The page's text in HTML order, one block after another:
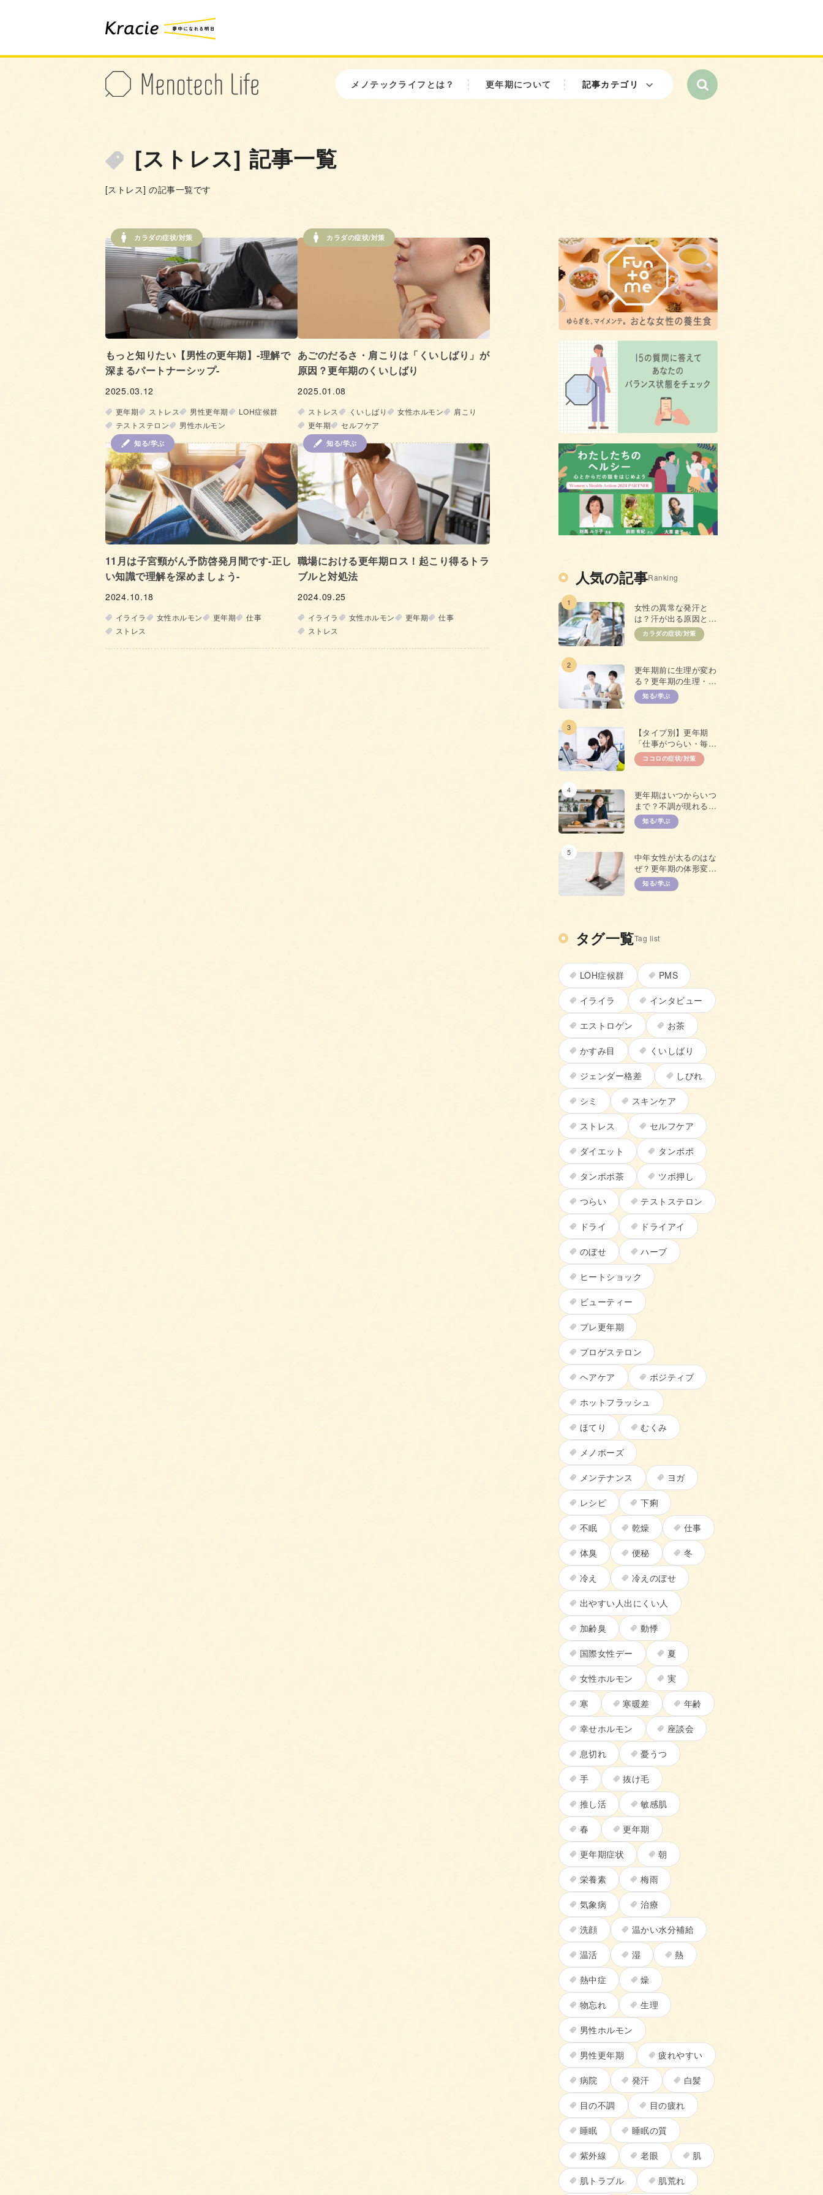
メノテックライフとは？ 更年期について 記事カテゴリ
[ストレス] 記事一覧
[ストレス] の記事一覧です
カラダの症状/対策
もっと知りたい【男性の更年期】-理解で
深まるパートナーシップ-
2025.03.12
更年期 ストレス 男性更年期
LOH症候群
テストステロン
男性ホルモン
カラダの症状/対策
あごのだるさ・肩こりは「くいしばり」が
原因？更年期のくいしばり
2025.01.08
ストレス くいしばり 女性ホルモン
肩こり
更年期
セルフケア
知る/学ぶ
11月は子宮頸がん予防啓発月間です-正し
い知識で理解を深めましょう-
2024.10.18
イライラ 女性ホルモン 更年期
仕事
ストレス
知る/学ぶ
職場における更年期ロス！起こり得るトラ
ブルと対処法
2024.09.25
イライラ 女性ホルモン 更年期
仕事
ストレス
人気の記事Ranking
1
女性の異常な発汗と
は？汗が出る原因と抑
えるための対策
カラダの症状/対策
2
更年期前に生理が変わ
る？更年期の生理・
PMSとの違い
知る/学ぶ
3
【タイプ別】更年期
「仕事がつらい・毎日
やる気が出ない」原因
と対策
ココロの症状/対策
4
更年期はいつからいつ
まで？不調が現れる年
齢やプレ更年期につい
て
知る/学ぶ
5
中年女性が太るのはな
ぜ？更年期の体形変化
と上手な対策
知る/学ぶ
タグ一覧Tag list
LOH症候群 PMS
イライラ インタビュー
エストロゲン お茶
かすみ目 くいしばり
ジェンダー格差 しびれ
シミ スキンケア
ストレス セルフケア
ダイエット タンポポ
タンポポ茶 ツボ押し
つらい テストステロン
ドライ ドライアイ
のぼせ ハーブ
ヒートショック
ビューティー
プレ更年期
プロゲステロン
ヘアケア ポジティブ
ホットフラッシュ
ほてり むくみ
メノポーズ
メンテナンス ヨガ
レシピ 下痢
不眠 乾燥 仕事
体臭 便秘 冬
冷え 冷えのぼせ
出やすい人出にくい人
加齢臭 動悸
国際女性デー 夏
女性ホルモン 実
寒 寒暖差 年齢
幸せホルモン 座談会
息切れ 憂うつ
手 抜け毛
推し活 敏感肌
春 更年期
更年期症状 朝
栄養素 梅雨
気象病 治療
洗顔 温かい水分補給
温活 湿 熱
熱中症 燥
物忘れ 生理
男性ホルモン
男性更年期 疲れやすい
病院 発汗 白髪
目の不調 目の疲れ
睡眠 睡眠の質
紫外線 老眼 肌
肌トラブル 肌荒れ